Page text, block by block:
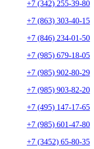
+7 (342) 255-39-80
+7 (863) 303-40-15
+7 (846) 234-01-50
+7 (985) 679-18-05
+7 (985) 902-80-29
+7 (985) 903-82-20
+7 (495) 147-17-65
+7 (985) 601-47-80
+7 (3452) 65-80-35